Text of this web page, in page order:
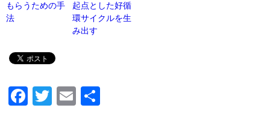
もらうための手
法
起点とした好循
環サイクルを生
み出す
F
T
E